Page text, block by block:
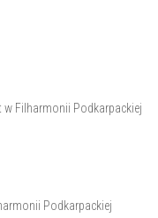
w Filharmonii Podkarpackiej
Podkarpackiej